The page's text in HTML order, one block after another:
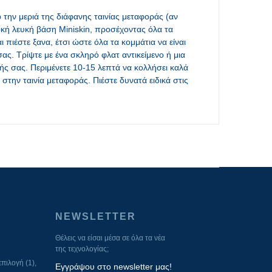
μεριά της διάφανης ταινίας μεταφοράς (αν
λευκή βάση Miniskin, προσέχοντας όλα τα
ξανα, έτσι ώστε όλα τα κομμάτια να είναι
Τρίψτε με ένα σκληρό φλατ αντικείμενο ή μια
σας. Περιμένετε 10-15 λεπτά να κολλήσει καλά
ταινία μεταφοράς. Πιέστε δυνατά ειδικά στις
(1),
NEWSLETTER
Θέλεις να είσαι μέσα σε όλα τα νέα
της τεχνολογίας;
Εγγράψου στο newsletter μας!